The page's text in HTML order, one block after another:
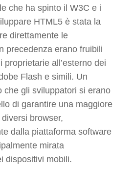
che ha spinto il W3C e i
HTML5 è stata la
direttamente le
precedenza erano fruibili
proprietarie all’esterno dei
Flash e simili. Un
che gli sviluppatori si erano
di garantire una maggiore
browser,
dalla piattaforma software
mirata
dispositivi mobili.